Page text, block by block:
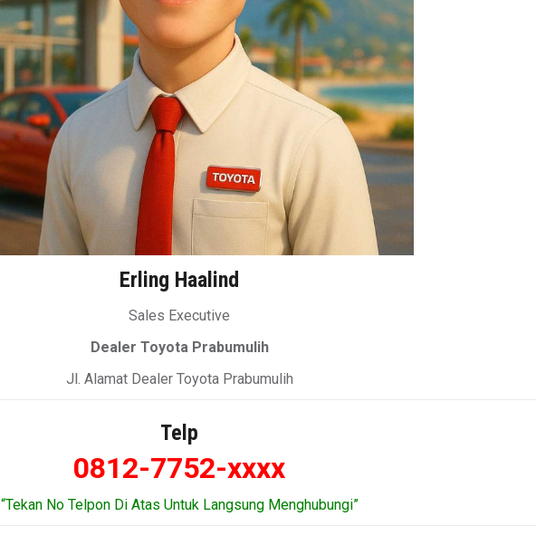
Erling Haalind
Sales Executive
Dealer Toyota Prabumulih
Jl. Alamat Dealer Toyota Prabumulih
Telp
0812-7752-xxxx
“Tekan No Telpon Di Atas Untuk Langsung Menghubungi”